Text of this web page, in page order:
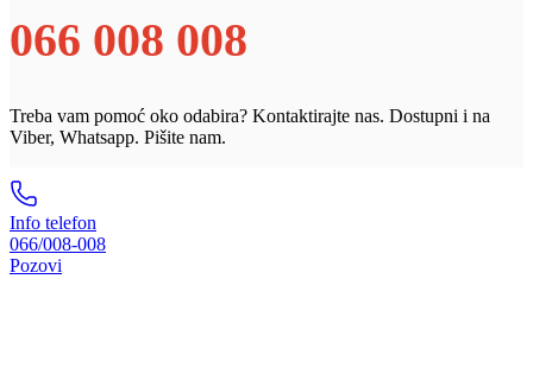
066 008 008
Treba vam pomoć oko odabira? Kontaktirajte nas. Dostupni i na
Viber, Whatsapp. Pišite nam.
Info telefon
066/008-008
Pozovi